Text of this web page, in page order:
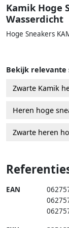
Kamik Hoge
Wasserdicht
Hoge Sneakers
Bekijk relevante
Zwarte Kamik
Heren hoge
Zwarte heren
EAN